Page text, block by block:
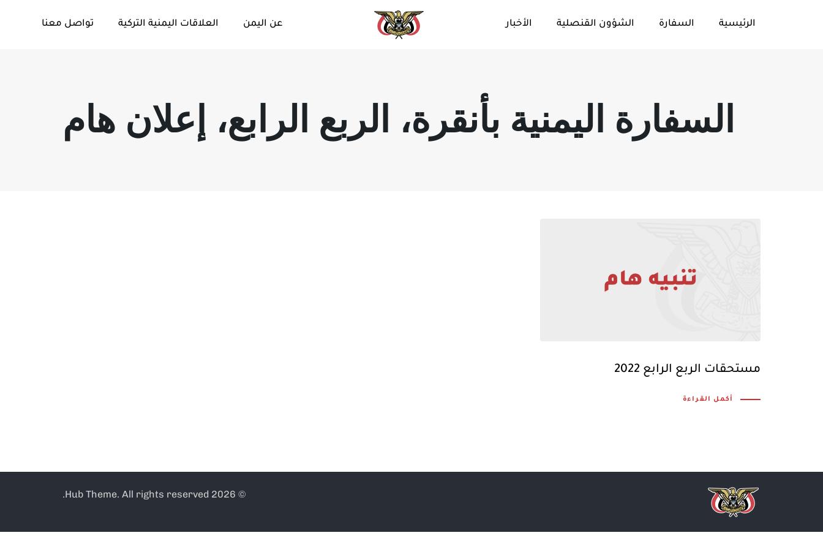
الرئيسية السفارة الشؤون القنصلية الأخبار عن اليمن العلاقات اليمنية التركية تواصل معنا
السفارة اليمنية بأنقرة، الربع الرابع، إعلان هام
مستحقات الربع الرابع 2022
أكمل القراءة
© 2026 Hub Theme. All rights reserved.